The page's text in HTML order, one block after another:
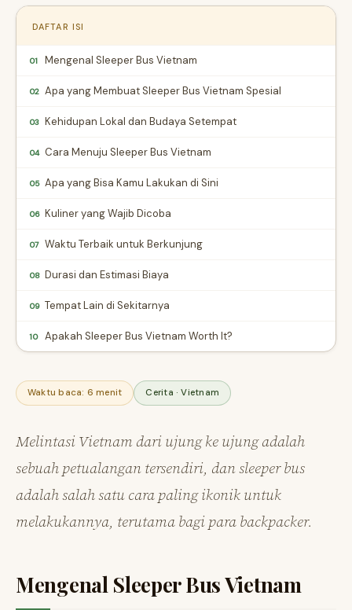
DAFTAR ISI
01 Mengenal Sleeper Bus Vietnam
02 Apa yang Membuat Sleeper Bus Vietnam Spesial
03 Kehidupan Lokal dan Budaya Setempat
04 Cara Menuju Sleeper Bus Vietnam
05 Apa yang Bisa Kamu Lakukan di Sini
06 Kuliner yang Wajib Dicoba
07 Waktu Terbaik untuk Berkunjung
08 Durasi dan Estimasi Biaya
09 Tempat Lain di Sekitarnya
10 Apakah Sleeper Bus Vietnam Worth It?
Waktu baca: 6 menit Cerita · Vietnam
Melintasi Vietnam dari ujung ke ujung adalah
sebuah petualangan tersendiri, dan sleeper bus
adalah salah satu cara paling ikonik untuk
melakukannya, terutama bagi para backpacker.
Mengenal Sleeper Bus Vietnam